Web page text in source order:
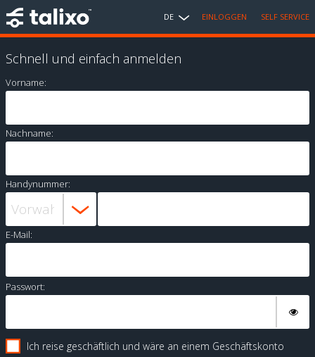
DE EINLOGGEN SELF SERVICE
Schnell und einfach anmelden
Vorname:
Nachname:
Handynummer:
E-Mail:
Passwort:
Ich reise geschäftlich und wäre an einem Geschäftskonto